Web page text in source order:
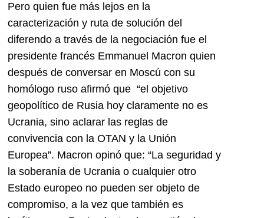
Pero quien fue más lejos en la
caracterización y ruta de solución del
diferendo a través de la negociación fue el
presidente francés Emmanuel Macron quien
después de conversar en Moscú con su
homólogo ruso afirmó que “el objetivo
geopolítico de Rusia hoy claramente no es
Ucrania, sino aclarar las reglas de
convivencia con la OTAN y la Unión
Europea”. Macron opinó que: “La seguridad y
la soberanía de Ucrania o cualquier otro
Estado europeo no pueden ser objeto de
compromiso, a la vez que también es